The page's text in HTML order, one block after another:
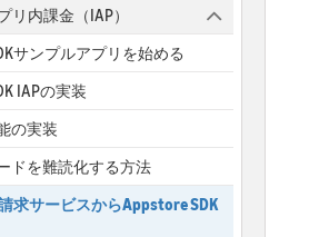
リ内課金（IAP）
サンプルアプリを始める
IAPの実装
の実装
ドを難読化する方法
求サービスからAppstore SDK